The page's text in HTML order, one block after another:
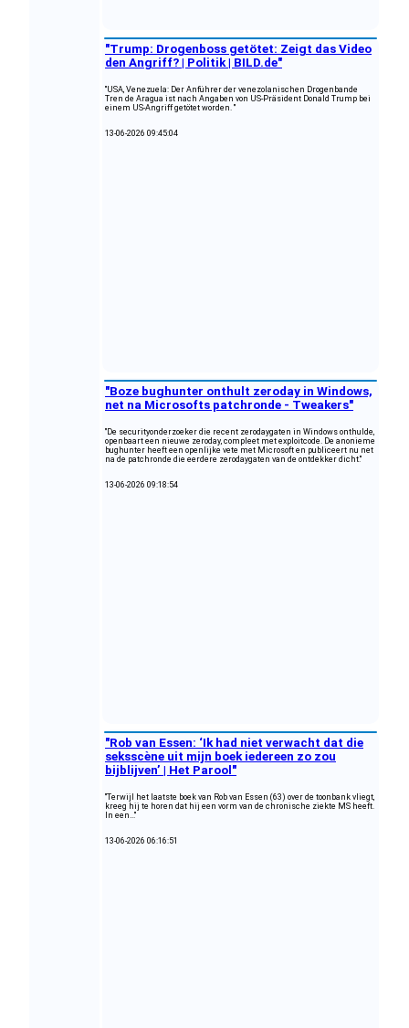
"Trump: Drogenboss getötet: Zeigt das Video
den Angriff? | Politik | BILD.de"
"USA, Venezuela: Der Anführer der venezolanischen Drogenbande
Tren de Aragua ist nach Angaben von US-Präsident Donald Trump bei
einem US-Angriff getötet worden. "
13-06-2026 09:45:04
"Boze bughunter onthult zeroday in Windows,
net na Microsofts patchronde - Tweakers"
"De securityonderzoeker die recent zerodaygaten in Windows onthulde,
openbaart een nieuwe zeroday, compleet met exploitcode. De anonieme
bughunter heeft een openlijke vete met Microsoft en publiceert nu net
na de patchronde die eerdere zerodaygaten van de ontdekker dicht."
13-06-2026 09:18:54
"Rob van Essen: ‘Ik had niet verwacht dat die
seksscène uit mijn boek iedereen zo zou
bijblijven’ | Het Parool"
"Terwijl het laatste boek van Rob van Essen (63) over de toonbank vliegt,
kreeg hij te horen dat hij een vorm van de chronische ziekte MS heeft.
In een..."
13-06-2026 06:16:51